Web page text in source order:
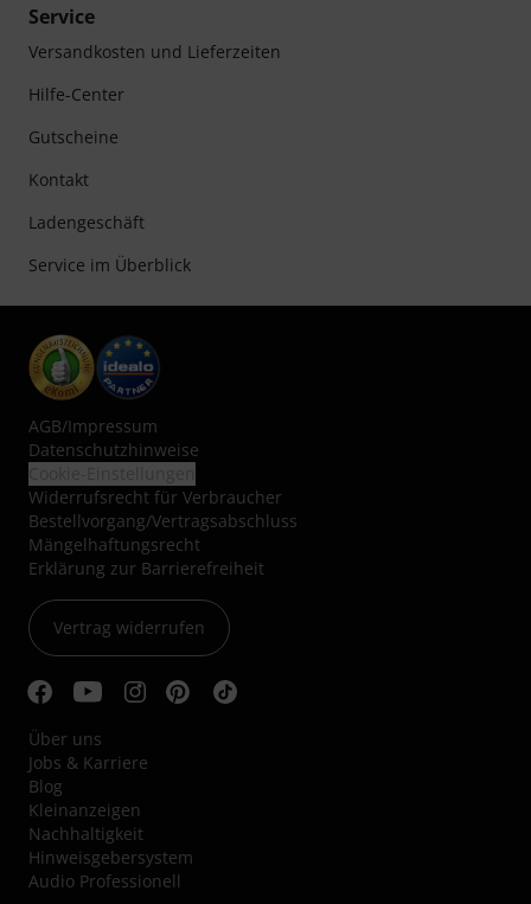
Service
Versandkosten und Lieferzeiten
Hilfe-Center
Gutscheine
Kontakt
Ladengeschäft
Service im Überblick
AGB/Impressum
Datenschutzhinweise
Widerrufsrecht für Verbraucher
Bestellvorgang/Vertragsabschluss
Mängelhaftungsrecht
Erklärung zur Barrierefreiheit
Vertrag widerrufen
Über uns
Jobs & Karriere
Blog
Kleinanzeigen
Nachhaltigkeit
Hinweisgebersystem
Audio Professionell